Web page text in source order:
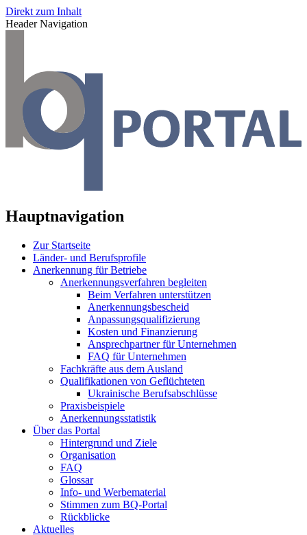
Direkt zum Inhalt
Header Navigation
Hauptnavigation
Zur Startseite
Länder- und Berufsprofile
Anerkennung für Betriebe
Anerkennungsverfahren begleiten
Beim Verfahren unterstützen
Anerkennungsbescheid
Anpassungsqualifizierung
Kosten und Finanzierung
Ansprechpartner für Unternehmen
FAQ für Unternehmen
Fachkräfte aus dem Ausland
Qualifikationen von Geflüchteten
Ukrainische Berufsabschlüsse
Praxisbeispiele
Anerkennungsstatistik
Über das Portal
Hintergrund und Ziele
Organisation
FAQ
Glossar
Info- und Werbematerial
Stimmen zum BQ-Portal
Rückblicke
Aktuelles